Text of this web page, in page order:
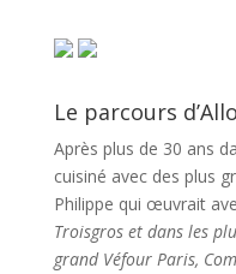
Le parcours
Après plus de 30 ans
cuisiné avec des plus
Philippe qui œuvrait
Troisgros et dans les
grand Véfour Paris,